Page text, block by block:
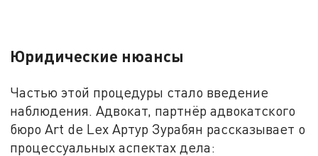
Юридические нюансы
Частью этой процедуры стало введение
наблюдения. Адвокат, партнёр адвокатского
бюро Art de Lex Артур Зурабян рассказывает о
процессуальных аспектах дела: